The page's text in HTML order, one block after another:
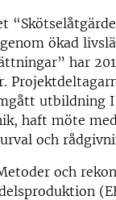
ökad
har
utbildning I
haft möte
och
och